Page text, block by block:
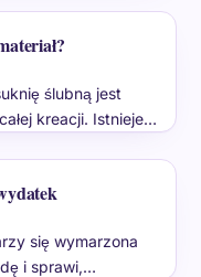
ślubną jest
kreacji. Istnieje…
się wymarzona
i sprawi,…